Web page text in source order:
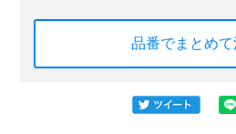
品番でまとめて